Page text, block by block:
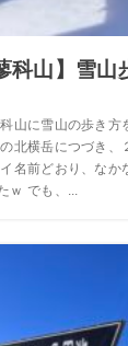
科山】雪山
山に雪山の歩き方
北横岳につづき、
名前どおり、なか
ｗ でも、...